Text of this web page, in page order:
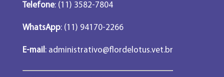
Telefone: (11) 3582-7804
WhatsApp: (11) 94170-2266
E-mail :administrativo@flordelotus.vet.br